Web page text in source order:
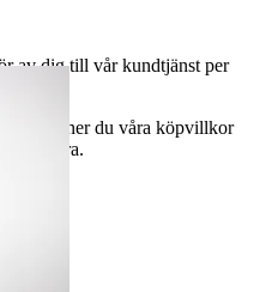
av dig till vår kundtjänst per
godkänner du våra köpvillkor
Tradera.